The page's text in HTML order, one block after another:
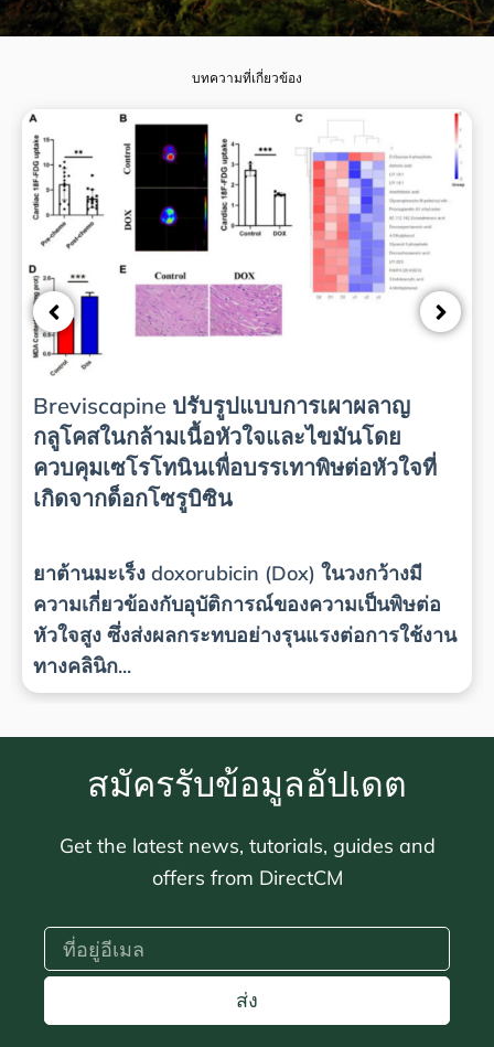
บทความที่เกี่ยวข้อง
Breviscapine ปรับรูปแบบการเผาผลาญ
กลูโคสในกล้ามเนื้อหัวใจและไขมันโดย
ควบคุมเซโรโทนินเพื่อบรรเทาพิษต่อหัวใจที่
เกิดจากด็อกโซรูบิซิน
ยาต้านมะเร็ง doxorubicin (Dox) ในวงกว้างมี
ความเกี่ยวข้องกับอุบัติการณ์ของความเป็นพิษต่อ
หัวใจสูง ซึ่งส่งผลกระทบอย่างรุนแรงต่อการใช้งาน
ทางคลินิก...
สมัครรับข้อมูลอัปเดต
Get the latest news, tutorials, guides and
offers from DirectCM
ส่ง